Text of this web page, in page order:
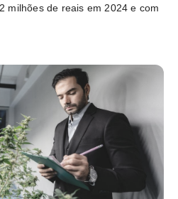
milhões de reais em 2024 e com